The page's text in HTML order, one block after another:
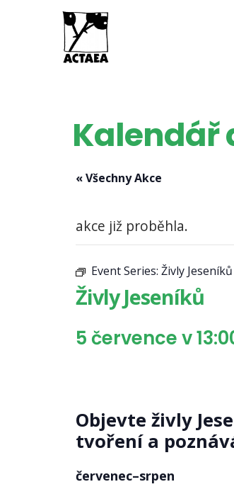
Kalendář
« Všechny Akce
akce již proběhla.
Event Series: Živly Jeseníků
Živly Jeseníků
5 července v
Objevte živly
tvoření a
červenec–srpen